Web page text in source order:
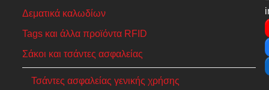
Δεματικά καλωδίων
Tags και άλλα προϊόντα RFID
Σάκοι και τσάντες ασφαλείας
Τσάντες ασφαλείας γενικής χρήσης